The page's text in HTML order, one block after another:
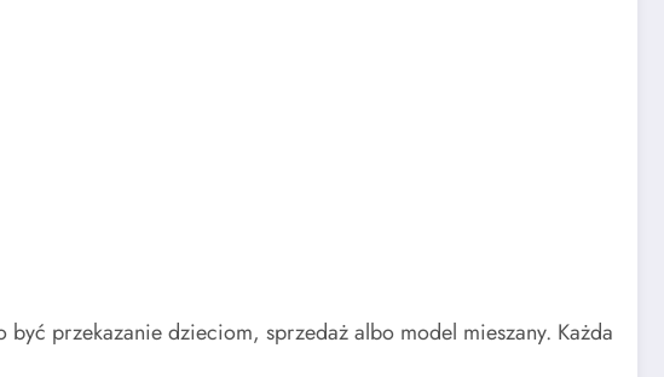
przekazanie dzieciom, sprzedaż albo model mieszany. Każda